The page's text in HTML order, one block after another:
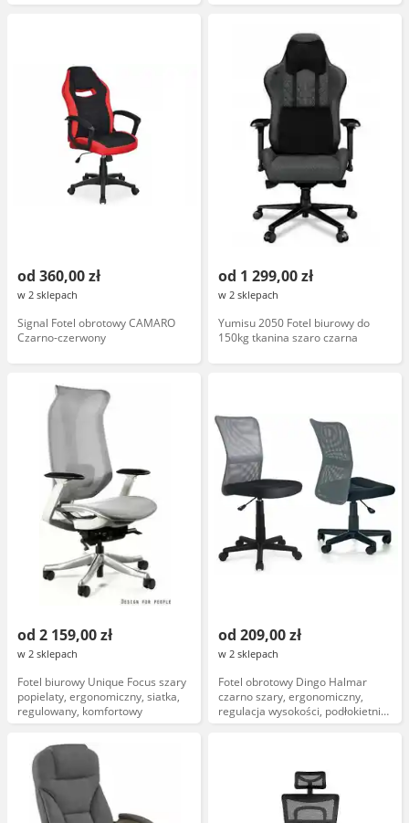
od 360,00 zł
w 2 sklepach
Signal Fotel obrotowy CAMARO
Czarno-czerwony
od 1 299,00 zł
w 2 sklepach
Yumisu 2050 Fotel biurowy do
150kg tkanina szaro czarna
od 2 159,00 zł
w 2 sklepach
Fotel biurowy Unique Focus szary
popielaty, ergonomiczny, siatka,
regulowany, komfortowy
od 209,00 zł
w 2 sklepach
Fotel obrotowy Dingo Halmar
czarno szary, ergonomiczny,
regulacja wysokości, podłokietniki,
tkanina mesh